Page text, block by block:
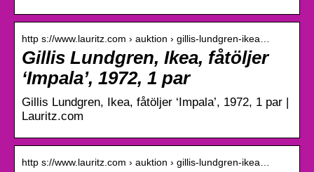
http s://www.lauritz.com › auktion › gillis-lundgren-ikea…
Gillis Lundgren, Ikea, fåtöljer
‘Impala’, 1972, 1 par
Gillis Lundgren, Ikea, fåtöljer ‘Impala’, 1972, 1 par |
Lauritz.com
http s://www.lauritz.com › auktion › gillis-lundgren-ikea…